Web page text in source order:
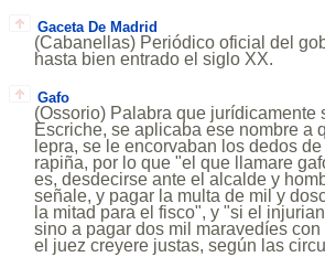
Gaceta De Madrid
(Cabanellas) Periódico oficial del
hasta bien entrado el siglo XX.
Gafo
(Ossorio) Palabra que
Escriche, se aplicaba ese nombre a
lepra, se le encorvaban los dedos
rapiña, por lo que "el que llamare
es, desdecirse ante el alcalde y
señale, y pagar la multa de mil y
la mitad para el fisco", y "si el
sino a pagar dos mil maravedíes
el juez creyere justas, según las